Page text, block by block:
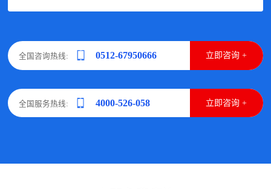
全国咨询热线: 0512-67950666 立即咨询 +
全国服务热线: 4000-526-058 立即咨询 +